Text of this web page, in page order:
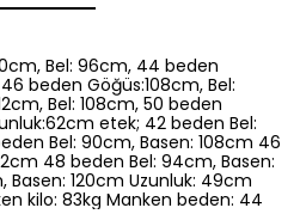
Bel: 96cm, 44 beden
beden Göğüs:108cm, Bel:
Bel: 108cm, 50 beden
etek; 42 beden Bel:
Bel: 90cm, Basen: 108cm 46
48 beden Bel: 94cm, Basen:
Basen: 120cm Uzunluk: 49cm
kilo: 83kg Manken beden: 44